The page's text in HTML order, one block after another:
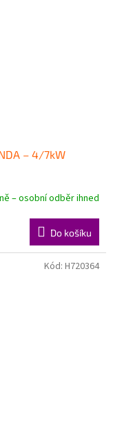
– 4/7kW
– osobní odběr ihned
Do košíku
Kód: H720364